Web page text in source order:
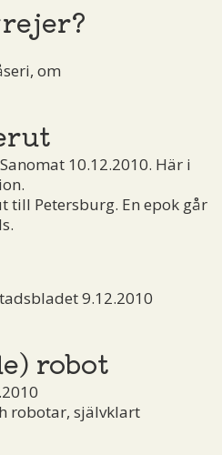
om
10.12.2010. Här i
till Petersburg. En epok går
9.12.2010
robot
robotar, självklart